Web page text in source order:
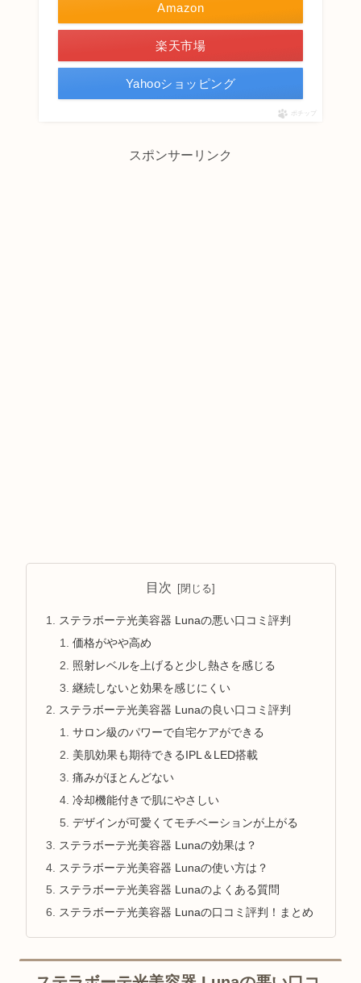
Amazon
楽天市場
Yahooショッピング
ポチップ
スポンサーリンク
目次
ステラボーテ光美容器 Lunaの悪い口コミ評判
価格がやや高め
照射レベルを上げると少し熱さを感じる
継続しないと効果を感じにくい
ステラボーテ光美容器 Lunaの良い口コミ評判
サロン級のパワーで自宅ケアができる
美肌効果も期待できるIPL＆LED搭載
痛みがほとんどない
冷却機能付きで肌にやさしい
デザインが可愛くてモチベーションが上がる
ステラボーテ光美容器 Lunaの効果は？
ステラボーテ光美容器 Lunaの使い方は？
ステラボーテ光美容器 Lunaのよくある質問
ステラボーテ光美容器 Lunaの口コミ評判！まとめ